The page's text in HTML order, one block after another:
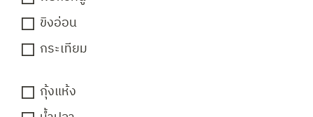
ขิงอ่อน
กระเทียม
กุ้งแห้ง